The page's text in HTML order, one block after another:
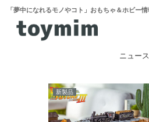
「夢中になれるモノやコト」おもちゃ＆ホビー情
ニュー
新製品